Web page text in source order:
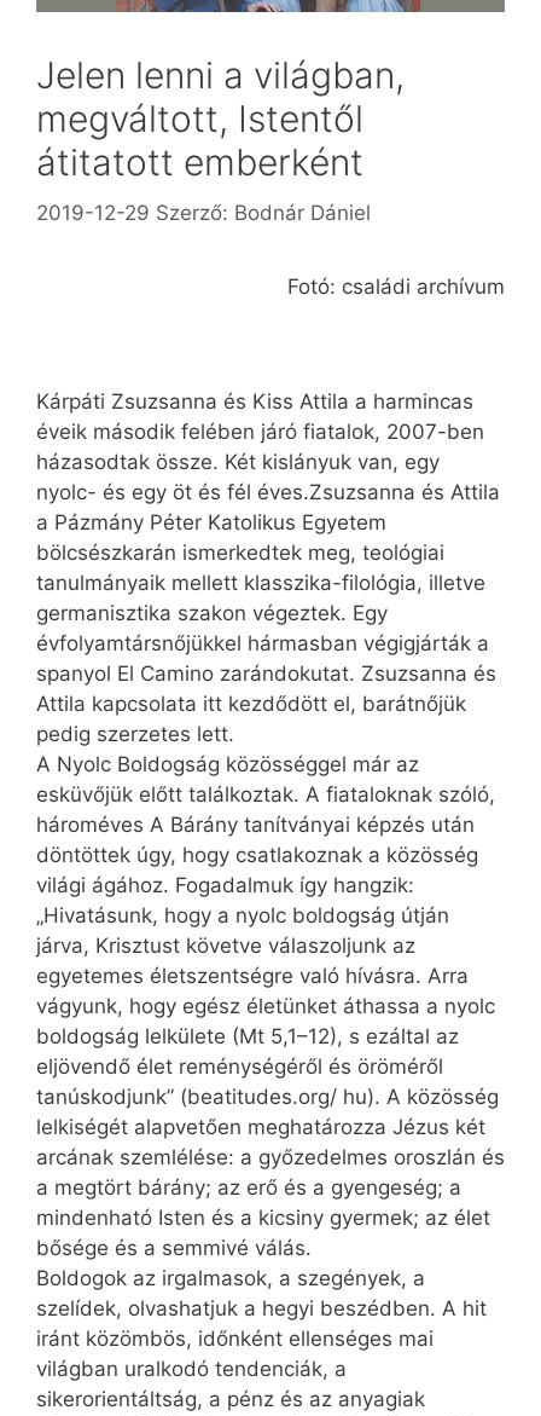
Jelen lenni a világban,
megváltott, Istentől
átitatott emberként
2019-12-29 Szerző: Bodnár Dániel
Fotó: családi archívum
Kárpáti Zsuzsanna és Kiss Attila a harmincas
éveik második felében járó fiatalok, 2007-ben
házasodtak össze. Két kislányuk van, egy
nyolc- és egy öt és fél éves.Zsuzsanna és Attila
a Pázmány Péter Katolikus Egyetem
bölcsészkarán ismerkedtek meg, teológiai
tanulmányaik mellett klasszika-filológia, illetve
germanisztika szakon végeztek. Egy
évfolyamtársnőjükkel hármasban végigjárták a
spanyol El Camino zarándokutat. Zsuzsanna és
Attila kapcsolata itt kezdődött el, barátnőjük
pedig szerzetes lett.
A Nyolc Boldogság közösséggel már az
esküvőjük előtt találkoztak. A fiataloknak szóló,
hároméves A Bárány tanítványai képzés után
döntöttek úgy, hogy csatlakoznak a közösség
világi ágához. Fogadalmuk így hangzik:
„Hivatásunk, hogy a nyolc boldogság útján
járva, Krisztust követve válaszoljunk az
egyetemes életszentségre való hívásra. Arra
vágyunk, hogy egész életünket áthassa a nyolc
boldogság lelkülete (Mt 5,1–12), s ezáltal az
eljövendő élet reménységéről és öröméről
tanúskodjunk” (beatitudes.org/ hu). A közösség
lelkiségét alapvetően meghatározza Jézus két
arcának szemlélése: a győzedelmes oroszlán és
a megtört bárány; az erő és a gyengeség; a
mindenható Isten és a kicsiny gyermek; az élet
bősége és a semmivé válás.
Boldogok az irgalmasok, a szegények, a
szelídek, olvashatjuk a hegyi beszédben. A hit
iránt közömbös, időnként ellenséges mai
világban uralkodó tendenciák, a
sikerorientáltság, a pénz és az anyagiak